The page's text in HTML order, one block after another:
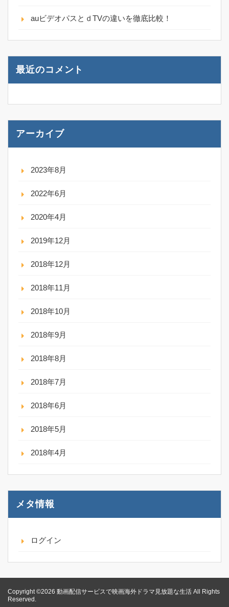
auビデオパスとｄTVの違いを徹底比較！
最近のコメント
アーカイブ
2023年8月
2022年6月
2020年4月
2019年12月
2018年12月
2018年11月
2018年10月
2018年9月
2018年8月
2018年7月
2018年6月
2018年5月
2018年4月
メタ情報
ログイン
Copyright ©2026 動画配信サービスで映画海外ドラマ見放題な生活 All Rights
Reserved.